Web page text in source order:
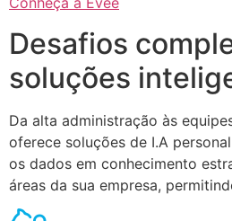
Desafios
soluções
Da alta administração às
oferece soluções de I.A
os dados em conhecimento
áreas da sua empresa,